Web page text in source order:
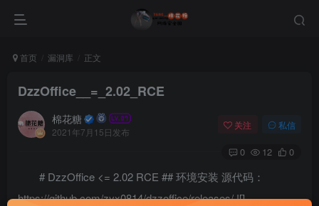
首页 漏洞库 正文
DzzOffice__=_2.02_RCE
棉花糖
2021年7月15日发布
关注 私信
0 12 0
# DzzOffice <= 2.02 RCE ## 环境安装 源代码：
https://github.com/zyx0814/dzzoffice/releases/ ![]